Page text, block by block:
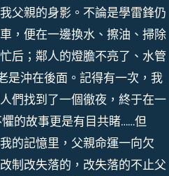
父親的身影。不論是學雷鋒仍
，便在一邊換水、擦油、掃除
后；鄰人的燈膽不亮了、水管
是沖在後面。記得有一次，我
們找到了一個徹夜，終于在一
的故事更是有目共睹……但
的記憶里，父親命運一向欠
制改失落的，改失落的不止父